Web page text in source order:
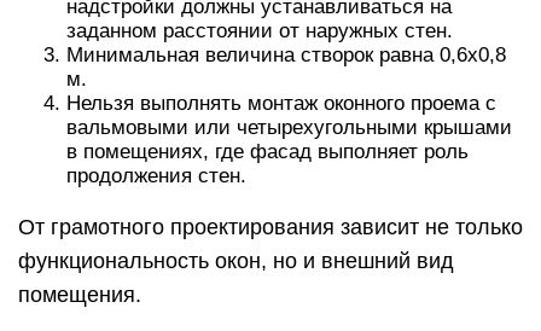
надстройки должны устанавливаться на
заданном расстоянии от наружных стен.
Минимальная величина створок равна 0,6х0,8
м.
Нельзя выполнять монтаж оконного проема с
вальмовыми или четырехугольными крышами
в помещениях, где фасад выполняет роль
продолжения стен.
От грамотного проектирования зависит не только
функциональность окон, но и внешний вид
помещения.